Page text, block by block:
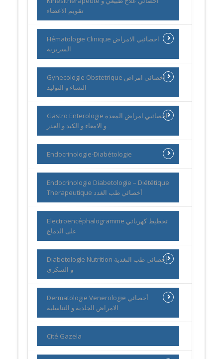
تقويم الاعضاء
Hématologie Clinique اخصائيي الامراض
السريرية
Gynecologie Obstetrique اخصائي امراض
النساء و التوليد
Gastro Enterologie اخصائيي امراض المعدة
و الامعاء و الكبد و العذر
Endocrinologie-Diabétologie
Endocrinologie Diabetologie – Diététique
Therapeutique أخصائي طب الغدد
Electroencéphalogramme تخطيط كهربائي
على الدماغ
Diabetologie Nutrition أخصائي طب التغذية
و السكري
Dermatologie Venerologie أخصائي
الامراض الجلدية و التناسلية
Cité Gazela